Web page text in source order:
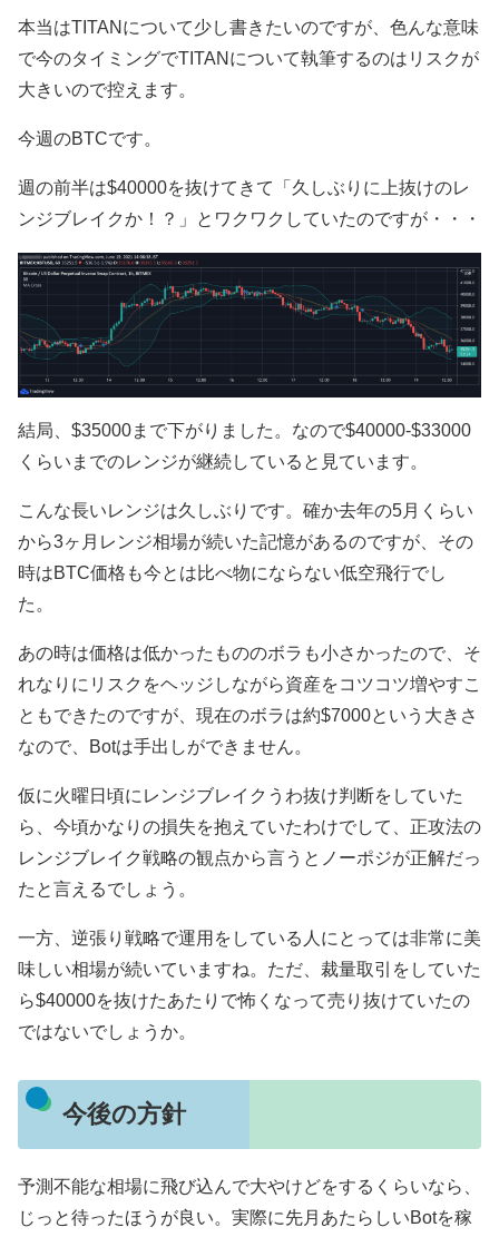
本当はTITANについて少し書きたいのですが、色んな意味
で今のタイミングでTITANについて執筆するのはリスクが
大きいので控えます。
今週のBTCです。
週の前半は$40000を抜けてきて「久しぶりに上抜けのレ
ンジブレイクか！？」とワクワクしていたのですが・・・
結局、$35000まで下がりました。なので$40000-$33000
くらいまでのレンジが継続していると見ています。
こんな長いレンジは久しぶりです。確か去年の5月くらい
から3ヶ月レンジ相場が続いた記憶があるのですが、その
時はBTC価格も今とは比べ物にならない低空飛行でし
た。
あの時は価格は低かったもののボラも小さかったので、そ
れなりにリスクをヘッジしながら資産をコツコツ増やすこ
ともできたのですが、現在のボラは約$7000という大きさ
なので、Botは手出しができません。
仮に火曜日頃にレンジブレイクうわ抜け判断をしていた
ら、今頃かなりの損失を抱えていたわけでして、正攻法の
レンジブレイク戦略の観点から言うとノーポジが正解だっ
たと言えるでしょう。
一方、逆張り戦略で運用をしている人にとっては非常に美
味しい相場が続いていますね。ただ、裁量取引をしていた
ら$40000を抜けたあたりで怖くなって売り抜けていたの
ではないでしょうか。
今後の方針
予測不能な相場に飛び込んで大やけどをするくらいなら、
じっと待ったほうが良い。実際に先月あたらしいBotを稼